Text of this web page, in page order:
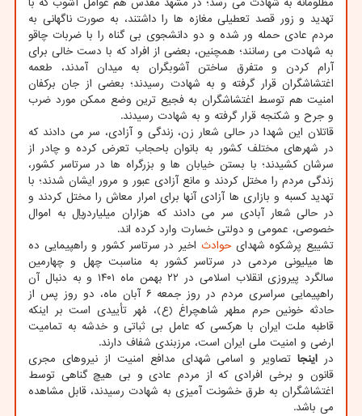
تهدید و زور قصد تعطیلی مغازه ها را داشتند، به صورت ناگهانی به
مردم عادی حمله ور شده و دو دانشجوی بی گناه را با ضربات چاقو
به شهادت می رسانند؛ همچنین، بعضی از افراد که با دست خالی برای
آرام کردن و متفرق ساختن آشوبگران به میدان آمدند، طعمه
اغتشاشگران قرار گرفته و به شهادت رسیدند؛ بعضی از جان برکفان
امنیت هم توسط اغتشاشگران به فجیع ترین وضع ممکن مورد ضرب
و جرح و شکنجه قرار گرفته و به شهادت رسیدند.
قاتلان این شهدا در حالی شعار زن، زندگی و آزادی، سر می دادند که
در شهرهای مختلف کشور به بانوان باحجاب تعرض کرده و چادر از
سرشان کشیدند؛ با بستن خیابان ها و بزرگراه ها در سرتاسر کشور،
زندگی مردم را مختل کردند و مانع آزادی عبور و مرور ایشان شدند؛ با
تهدید کسبه و بازاری ها آزادی آنها برای امرار معاش را مختل کردند و
در حالی شعار آبادی سر می دادند که هزاران میلیاردریال به اموال
خصوصی، عمومی و دولتی خسارت وارد کرده اند.
تشییع پرشکوه شهدایحوادث اخیر در سرتاسر کشور و راهپیمایی ده
ها میلیونی مردمی در سرتاسر کشور به مناسبت چهل و چهارمین
سالگرد پیروزی انقلاب اسلامی در ۲۲ بهمن ماه ۱۴۰۱ و به دنبال آن
راهپیمایی سراسری مردم در روز جمعه ۶ آبان ماه، دو روز پس از
حادثه خونین حرم مطهر شاهچراغ (ع)، مُهر تأییدی است بر اینکه
قاطبه ملت ایران با هرکسی که عامل بی ثباتی و خدشه به تمامیت
ارضی و امنیت ملی ایران است، مرزبندی شفاف دارند.
در اینجاتصاویر و اسامی شهدای مدافع امنیت از نیروهای مجری
قانون و برخی افرادی که از مردم عادی و بی هیچ گناهی توسط
اغتشاشگران به طرق خشونت آمیزی به شهادت رسیدند، قابل مشاهده
می باشد.